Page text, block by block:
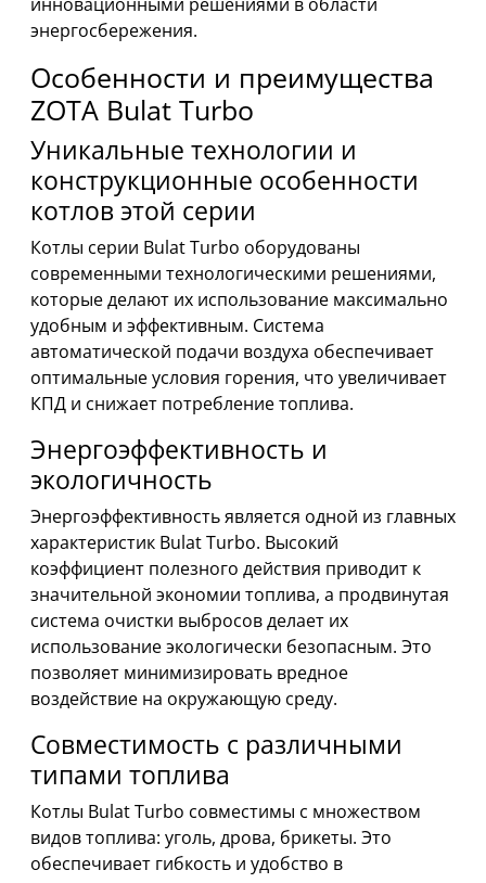
энергосбережения.
Особенности и преимущества
ZOTA Bulat Turbo
Уникальные технологии и
конструкционные особенности
котлов этой серии
Котлы серии Bulat Turbo оборудованы
современными технологическими решениями,
которые делают их использование максимально
удобным и эффективным. Система
автоматической подачи воздуха обеспечивает
оптимальные условия горения, что увеличивает
КПД и снижает потребление топлива.
Энергоэффективность и
экологичность
Энергоэффективность является одной из главных
характеристик Bulat Turbo. Высокий
коэффициент полезного действия приводит к
значительной экономии топлива, а продвинутая
система очистки выбросов делает их
использование экологически безопасным. Это
позволяет минимизировать вредное
воздействие на окружающую среду.
Совместимость с различными
типами топлива
Котлы Bulat Turbo совместимы с множеством
видов топлива: уголь, дрова, брикеты. Это
обеспечивает гибкость и удобство в